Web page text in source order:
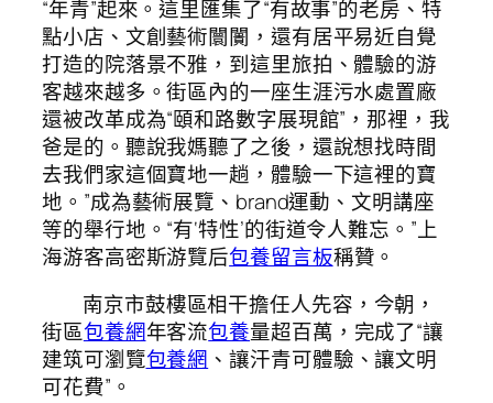
“年青”起來。這里匯集了“有故事”的老房、特
點小店、文創藝術闤闠，還有居平易近自覺
打造的院落景不雅，到這里旅拍、體驗的游
客越來越多。街區內的一座生涯污水處置廠
還被改革成為“頤和路數字展現館”，那裡，我
爸是的。聽說我媽聽了之後，還說想找時間
去我們家這個寶地一趟，體驗一下這裡的寶
地。”成為藝術展覽、brand運動、文明講座
等的舉行地。“有‘特性’的街道令人難忘。”上
海游客高密斯游覽后包養留言板稱贊。
南京市鼓樓區相干擔任人先容，今朝，
街區包養網年客流包養量超百萬，完成了“讓
建筑可瀏覽包養網 、讓汗青可體驗、讓文明
可花費”。